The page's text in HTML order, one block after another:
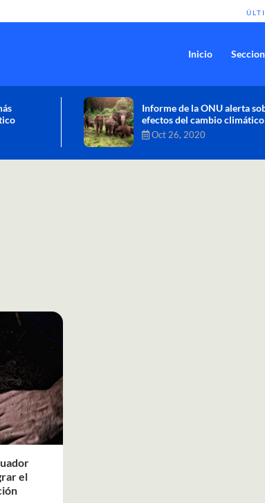
Inicio
Comisión de Alto Nivel de
Climático aprueba nueva
climática del Perú
Dic 16, 2020
el